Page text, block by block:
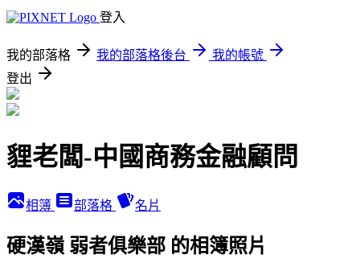
登入
我的部落格 我的部落格後台
我的帳號
登出
貍老闆-中國商務金融顧問
相簿 部落格 名片
硬漢嶺 弱者俱樂部 的相簿照片